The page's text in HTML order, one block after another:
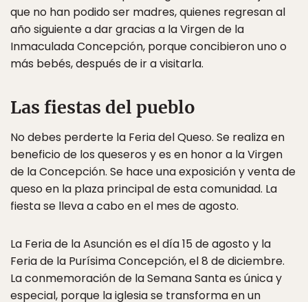
que no han podido ser madres, quienes regresan al
año siguiente a dar gracias a la Virgen de la
Inmaculada Concepción, porque concibieron uno o
más bebés, después de ir a visitarla.
Las fiestas del pueblo
No debes perderte la Feria del Queso. Se realiza en
beneficio de los queseros y es en honor a la Virgen
de la Concepción. Se hace una exposición y venta de
queso en la plaza principal de esta comunidad. La
fiesta se lleva a cabo en el mes de agosto.
La Feria de la Asunción es el día 15 de agosto y la
Feria de la Purísima Concepción, el 8 de diciembre.
La conmemoración de la Semana Santa es única y
especial, porque la iglesia se transforma en un